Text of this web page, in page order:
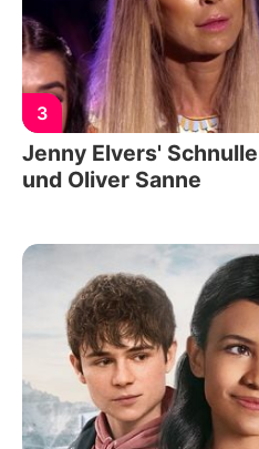
3
Jenny Elvers'
und Oliver Sanne